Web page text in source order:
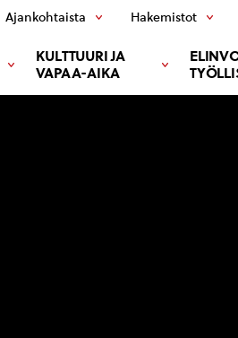
KULTTUURI JA
VAPAA-AIKA
Ajankohtaista Hakemistot